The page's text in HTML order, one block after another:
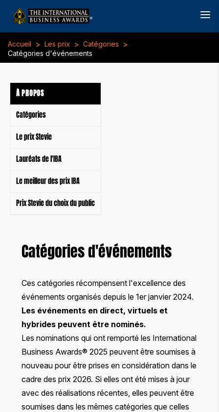
Accueil > Les prix > Catégories >
Catégories d'événements
À PROPOS
Catégories
Le prix Stevie
Lauréats de l'IBA
Le meilleur des prix IBA
Prix Stevie du choix du public
Catégories d'événements
Ces catégories récompensent l'excellence des
événements organisés depuis le 1er janvier 2024.
Les événements en direct, virtuels et
hybrides peuvent être nominés.
Les nominations qui ont remporté les International
Business Awards® 2025 peuvent être soumises à
nouveau pour être prises en considération dans le
cadre des prix 2026. Si elles ont été mises à jour
avec des réalisations récentes, elles peuvent être
soumises dans les mêmes catégories que celles